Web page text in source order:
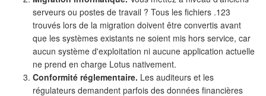
serveurs ou postes de travail ? Tous les fichiers .123
trouvés lors de la migration doivent être convertis avant
que les systèmes existants ne soient mis hors service, car
aucun système d'exploitation ni aucune application actuelle
ne prend en charge Lotus nativement.
Conformité réglementaire. Les auditeurs et les
régulateurs demandent parfois des données financières